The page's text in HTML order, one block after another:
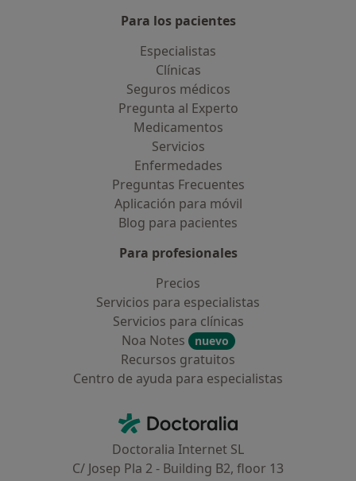
Para los pacientes
Especialistas
Clínicas
Seguros médicos
Pregunta al Experto
Medicamentos
Servicios
Enfermedades
Preguntas Frecuentes
Aplicación para móvil
Blog para pacientes
Para profesionales
Precios
Servicios para especialistas
Servicios para clínicas
Noa Notes
nuevo
Recursos gratuitos
Centro de ayuda para especialistas
Doctoralia - Página de inicio
Doctoralia Internet SL
C/ Josep Pla 2 - Building B2, floor 13